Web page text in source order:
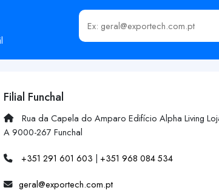
Insira o seu email
Filial Funchal
Rua da Capela do Amparo Edifício Alpha Living
A 9000-267 Funchal
+351 291 601 603 | +351 968 084 534
geral@exportech.com.pt